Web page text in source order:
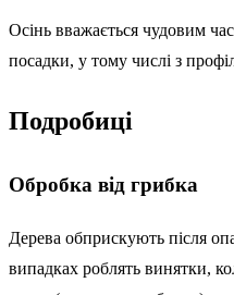
Осінь вважається чудовим
посадки, у тому числі з
Подробиці
Обробка від грибка
Дерева обприскують після
випадках роблять винятки,